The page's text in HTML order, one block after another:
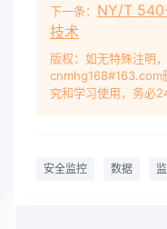
下一条： NY/T
技术
版权：如无特殊注明
cnmhg168#163.com
究和学习使用，务必
安全监控 数据